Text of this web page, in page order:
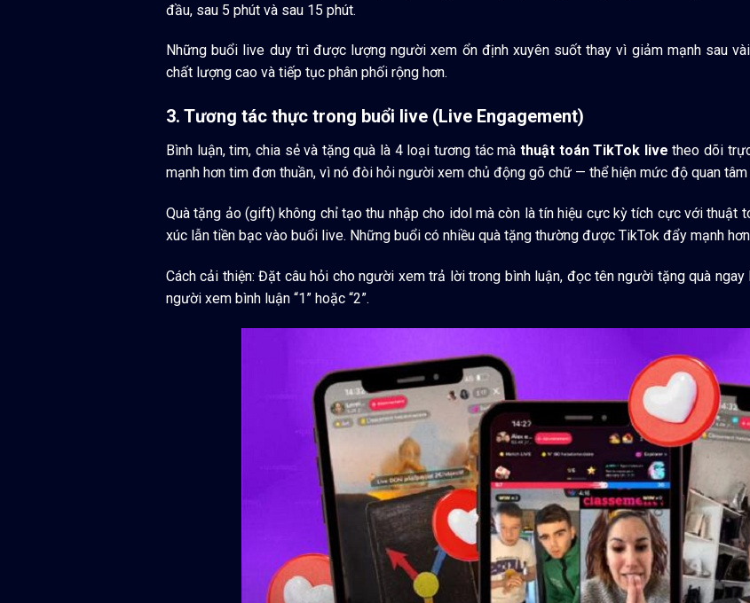
đầu, sau 5 phút và sau 15 phút.
Những buổi live duy trì được lượng người xem ổn định xuyên suốt thay vì giảm mạnh sau
chất lượng cao và tiếp tục phân phối rộng hơn.
3. Tương tác thực trong buổi live (Live Engagement)
Bình luận, tim, chia sẻ và tặng quà là 4 loại tương tác mà thuật toán TikTok live theo dõi
mạnh hơn tim đơn thuần, vì nó đòi hỏi người xem chủ động gõ chữ — thể hiện mức độ quan tâm
Quà tặng ảo (gift) không chỉ tạo thu nhập cho idol mà còn là tín hiệu cực kỳ tích cực với thuật
xúc lẫn tiền bạc vào buổi live. Những buổi có nhiều quà tặng thường được TikTok đẩy mạnh
Cách cải thiện: Đặt câu hỏi cho người xem trả lời trong bình luận, đọc tên người tặng quà
người xem bình luận “1” hoặc “2”.